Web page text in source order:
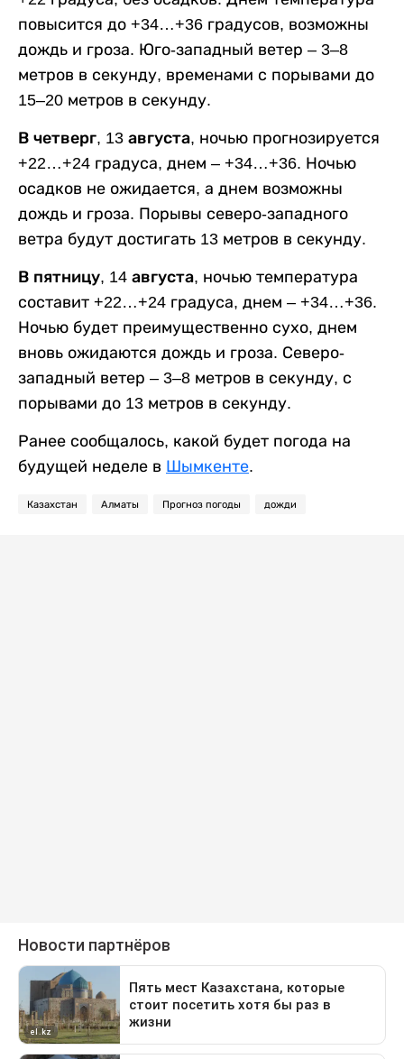
повысится до +34…+36 градусов, возможны
дождь и гроза. Юго-западный ветер – 3–8
метров в секунду, временами с порывами до
15–20 метров в секунду.
В четверг, 13 августа, ночью прогнозируется
+22…+24 градуса, днем – +34…+36. Ночью
осадков не ожидается, а днем возможны
дождь и гроза. Порывы северо-западного
ветра будут достигать 13 метров в секунду.
В пятницу, 14 августа, ночью температура
составит +22…+24 градуса, днем – +34…+36.
Ночью будет преимущественно сухо, днем
вновь ожидаются дождь и гроза. Северо-
западный ветер – 3–8 метров в секунду, с
порывами до 13 метров в секунду.
Ранее сообщалось, какой будет погода на
будущей неделе в Шымкенте.
Казахстан Алматы Прогноз погоды дожди